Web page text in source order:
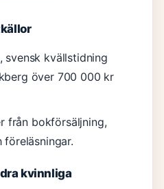
svensk kvällstidning
över 700 000 kr
från bokförsäljning,
kvinnliga